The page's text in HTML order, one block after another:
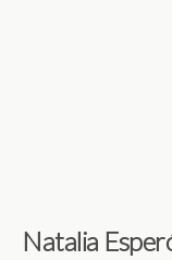
Natalia